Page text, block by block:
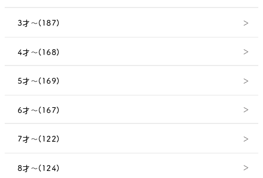
3才～(187)
4才～(168)
5才～(169)
6才～(167)
7才～(122)
8才～(124)